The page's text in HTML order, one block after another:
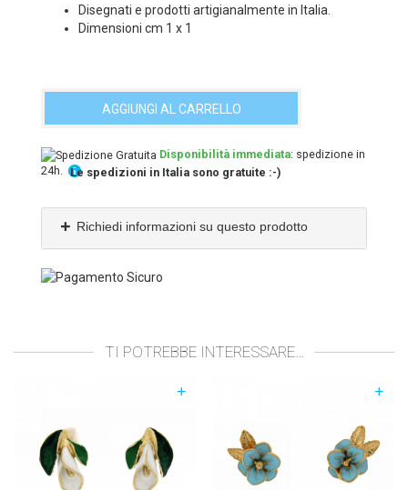
Disegnati e prodotti artigianalmente in Italia.
Dimensioni cm 1 x 1
AGGIUNGI AL CARRELLO
Disponibilità immediata: spedizione in
24h. Le spedizioni in Italia sono gratuite :-)
Richiedi informazioni su questo prodotto
TI POTREBBE INTERESSARE…
+ +